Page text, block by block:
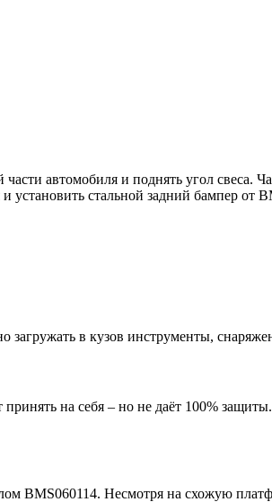
автомобиля и поднять угол свеса.
установить стальной задний бампер от
в кузов инструменты,
на себя – но не даёт 100%
BMS060114. Несмотря на схожую